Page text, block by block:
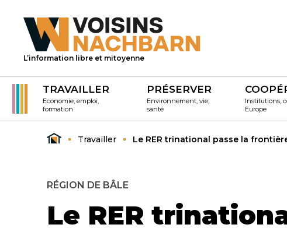
L’information libre et mitoyenne
TRAVAILLER
Economie, emploi,
formation
PRÉSERVER
Environnement, vie,
santé
Institutions,
Europe
Travailler Le RER trinational passe la
RÉGION DE BÂLE
Le RER